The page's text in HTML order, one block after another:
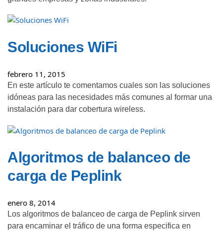
Soluciones WiFi
febrero 11, 2015
En este artículo te comentamos cuales son las soluciones
idóneas para las necesidades más comunes al formar una
instalación para dar cobertura wireless.
Algoritmos de balanceo de
carga de Peplink
enero 8, 2014
Los algoritmos de balanceo de carga de Peplink sirven
para encaminar el tráfico de una forma especifica en